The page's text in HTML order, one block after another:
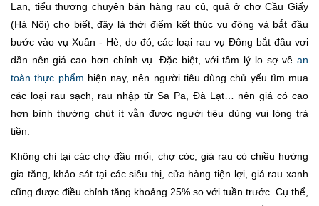
Lan, tiểu thương chuyên bán hàng rau củ, quả ở chợ Cầu Giấy
(Hà Nội) cho biết, đây là thời điểm kết thúc vụ đông và bắt đầu
bước vào vụ Xuân - Hè, do đó, các loại rau vụ Đông bắt đầu vơi
dần nên giá cao hơn chính vụ. Đặc biệt, với tâm lý lo sợ về an
toàn thực phẩm hiện nay, nên người tiêu dùng chủ yếu tìm mua
các loại rau sạch, rau nhập từ Sa Pa, Đà Lạt… nên giá có cao
hơn bình thường chút ít vẫn được người tiêu dùng vui lòng trả
tiền.
Không chỉ tại các chợ đầu mối, chợ cóc, giá rau có chiều hướng
gia tăng, khảo sát tại các siêu thị, cửa hàng tiện lợi, giá rau xanh
cũng được điều chỉnh tăng khoảng 25% so với tuần trước. Cụ thể,